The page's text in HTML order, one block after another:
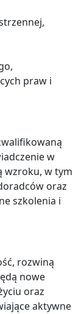
praw i
w
wzroku, w tym
oraz
szkolenia i
rozwiną
nowe
oraz
aktywne